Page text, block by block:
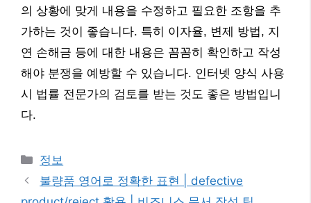
의 상황에 맞게 내용을 수정하고 필요한 조항을 추
가하는 것이 좋습니다. 특히 이자율, 변제 방법, 지
연 손해금 등에 대한 내용은 꼼꼼히 확인하고 작성
해야 분쟁을 예방할 수 있습니다. 인터넷 양식 사용
시 법률 전문가의 검토를 받는 것도 좋은 방법입니
다.
카
테
정보
불량품 영어로 정확한 표현 | defective